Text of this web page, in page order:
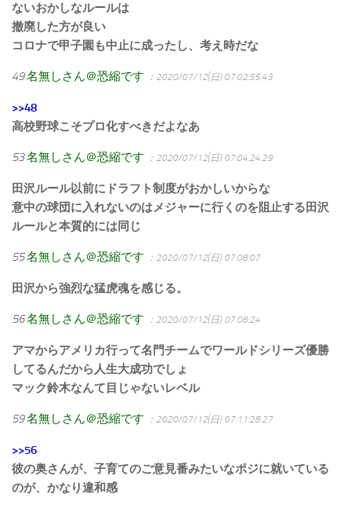
ないおかしなルールは
撤廃した方が良い
コロナで甲子園も中止に成ったし、考え時だな
49名無しさん＠恐縮です ：2020/07/12(日) 07:02:55.43
>>48
高校野球こそプロ化すべきだよなあ
53名無しさん＠恐縮です ：2020/07/12(日) 07:04:24.29
田沢ルール以前にドラフト制度がおかしいからな
意中の球団に入れないのはメジャーに行くのを阻止する田沢
ルールと本質的には同じ
55名無しさん＠恐縮です ：2020/07/12(日) 07:08:07
田沢から強烈な猛虎魂を感じる。
56名無しさん＠恐縮です ：2020/07/12(日) 07:08:24
アマからアメリカ行って名門チームでワールドシリーズ優勝
してるんだから人生大成功でしょ
マック鈴木なんて目じゃないレベル
59名無しさん＠恐縮です ：2020/07/12(日) 07:11:28.27
>>56
彼の奥さんが、子育てのご意見番みたいなポジに就いている
のが、かなり違和感